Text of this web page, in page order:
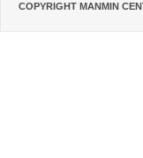
COPYRIGHT MANMIN